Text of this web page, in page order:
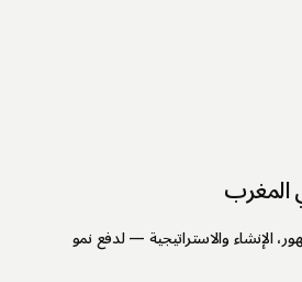
والاستراتيجية — لدفع نمو